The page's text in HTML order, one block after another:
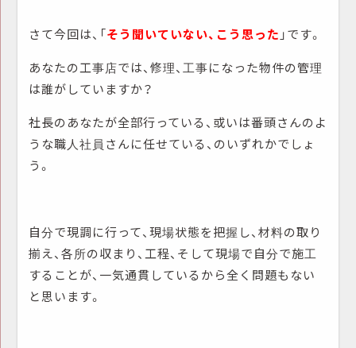
さて今回は、「そう聞いていない、こう思った 」です。
あなたの工事店では、修理、工事になった物件の管理
は誰がしていますか？
社長のあなたが全部行っている、或いは番頭さんのよ
うな職人社員さんに任せている、のいずれかでしょ
う。
自分で現調に行って、現場状態を把握し、材料の取り
揃え、各所の収まり、工程、そして現場で自分で施工
することが、一気通貫しているから全く問題もない
と思います。